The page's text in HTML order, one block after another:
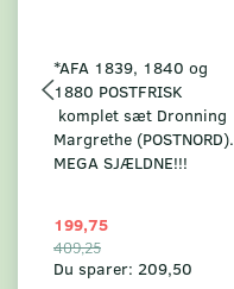
*AFA 1839, 1840 og
1880 POSTFRISK
komplet sæt Dronning
Margrethe (POSTNORD).
MEGA SJÆLDNE!!!
199,75
409,25
Du sparer: 209,50